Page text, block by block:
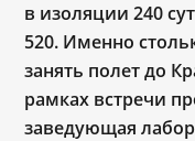
в изоляции 240
520. Именно
занять полет до
рамках встречи
заведующая